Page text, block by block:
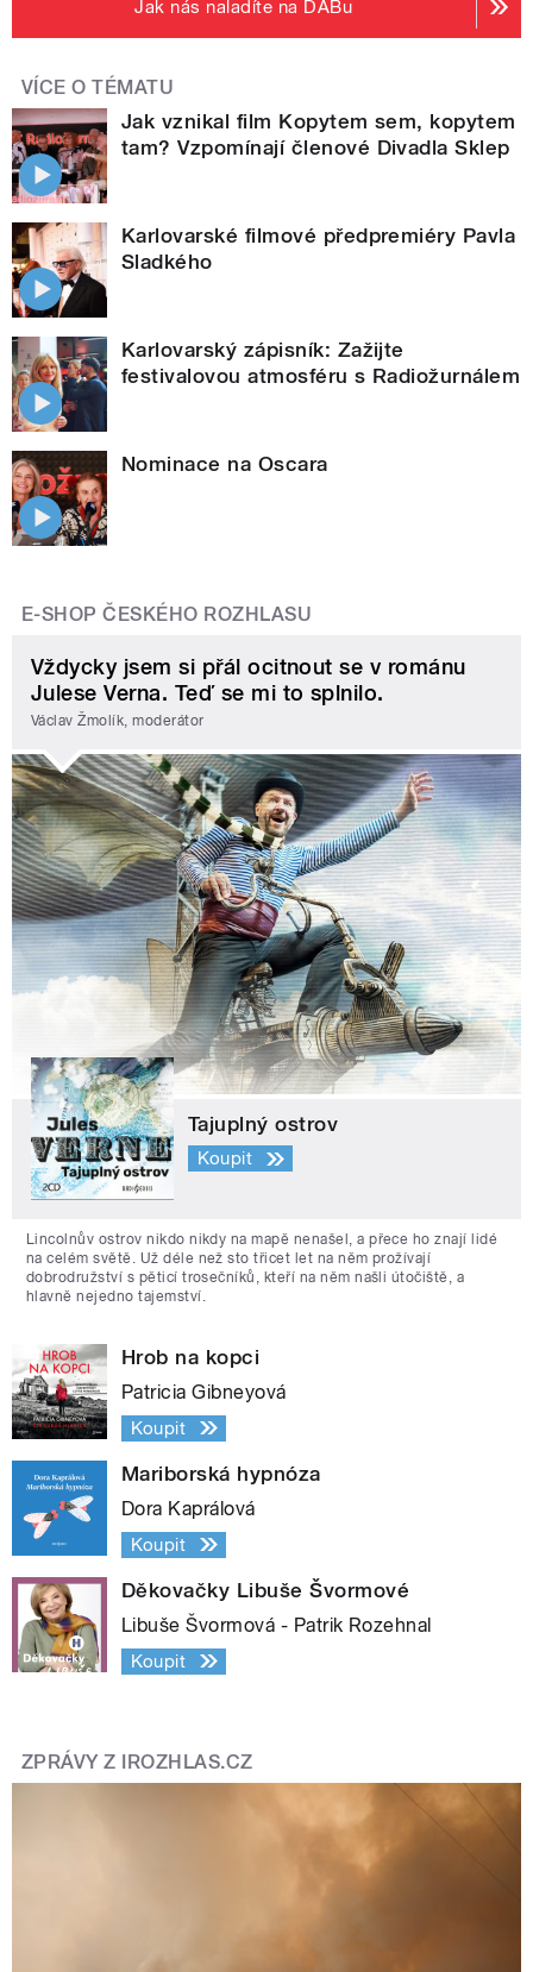
Jak nás naladíte na DABu
VÍCE O TÉMATU
Jak vznikal film Kopytem sem, kopytem
tam? Vzpomínají členové Divadla Sklep
Karlovarské filmové předpremiéry Pavla
Sladkého
Karlovarský zápisník: Zažijte
festivalovou atmosféru s Radiožurnálem
Nominace na Oscara
E-SHOP ČESKÉHO ROZHLASU
Vždycky jsem si přál ocitnout se v románu
Julese Verna. Teď se mi to splnilo.
Václav Žmolík, moderátor
Tajuplný ostrov
Koupit
Lincolnův ostrov nikdo nikdy na mapě nenašel, a přece ho znají lidé
na celém světě. Už déle než sto třicet let na něm prožívají
dobrodružství s pěticí trosečníků, kteří na něm našli útočiště, a
hlavně nejedno tajemství.
Hrob na kopci
Patricia Gibneyová
Koupit
Mariborská hypnóza
Dora Kaprálová
Koupit
Děkovačky Libuše Švormové
Libuše Švormová - Patrik Rozehnal
Koupit
ZPRÁVY Z IROZHLAS.CZ